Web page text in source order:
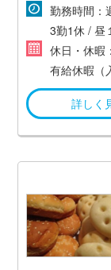
勤務時間：
3勤1休 / 昼
休日・休暇
有給休暇（
詳しく